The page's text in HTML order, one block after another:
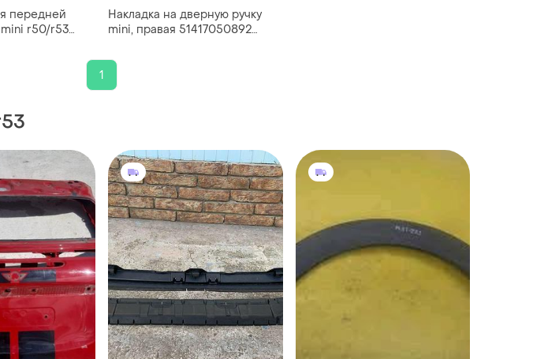
передней
r50/r53
Накладка на дверную ручку
mini, правая 51417050892
1